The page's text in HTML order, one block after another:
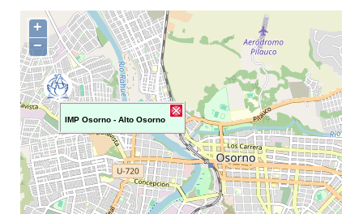
IMP Osorno - Alto Osorno
+
−